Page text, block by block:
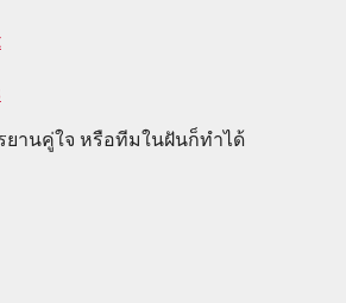
ยานคู่ใจ หรือทีมในฝันก็ทำได้